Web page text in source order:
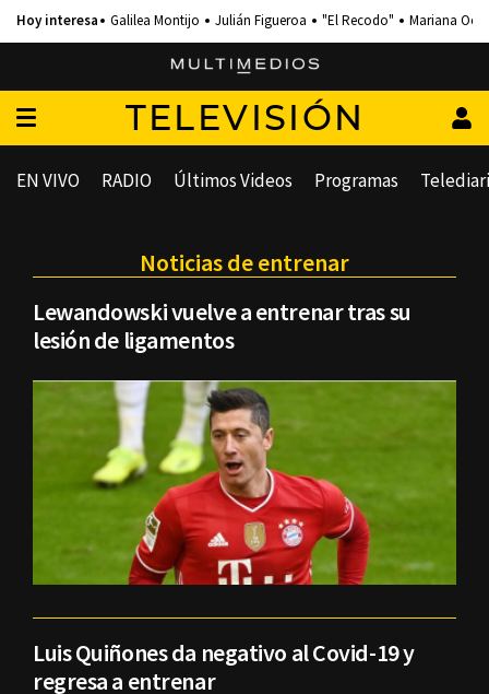
Galilea Montijo Julián Figueroa "El Recodo" Mariana
TELEVISIÓN
EN VIVO RADIO Últimos Videos Programas
Noticias de entrenar
Lewandowski vuelve a entrenar tras su
lesión de ligamentos
Luis Quiñones da negativo al Covid-19 y
regresa a entrenar